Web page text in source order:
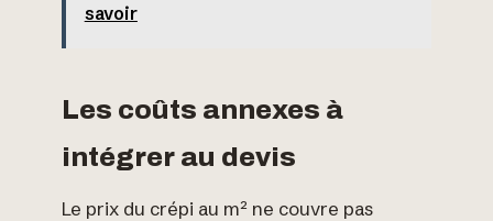
savoir
Les coûts annexes à
intégrer au devis
Le prix du crépi au m² ne couvre pas